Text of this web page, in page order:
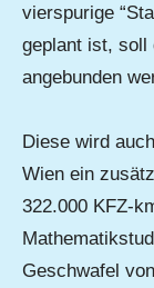
vierspurige
geplant ist, soll
angebunden
Diese wird
Wien ein
322.000 KFZ-
Geschwafel